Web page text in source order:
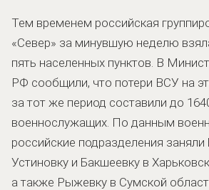
Тем временем российская
«Север» за минувшую неделю
пять населенных пунктов. В
РФ сообщили, что потери ВСУ на
за тот же период составили до
военнослужащих. По данным
российские подразделения
Устиновку и Бакшеевку в
а также Рыжевку в Сумской